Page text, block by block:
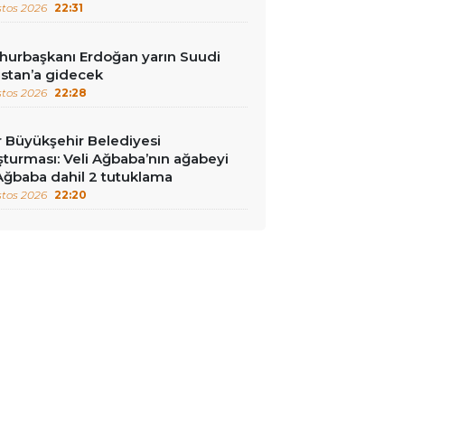
2026 22:31
Erdoğan yarın Suudi
gidecek
2026 22:28
Büyükşehir Belediyesi
Veli Ağbaba’nın ağabeyi
dahil 2 tutuklama
2026 22:20